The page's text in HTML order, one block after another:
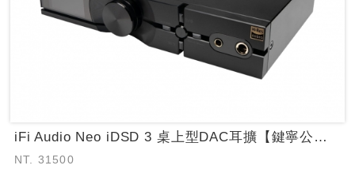
iFi Audio Neo iDSD 3 桌上型DAC耳擴【鍵寧公司貨保固】
NT. 31500